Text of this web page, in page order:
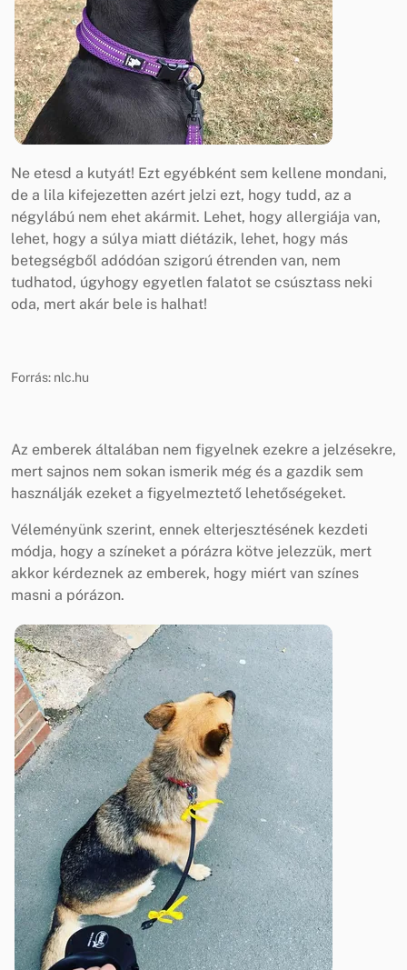
Ne etesd a kutyát! Ezt egyébként sem kellene mondani,
de a lila kifejezetten azért jelzi ezt, hogy tudd, az a
négylábú nem ehet akármit. Lehet, hogy allergiája van,
lehet, hogy a súlya miatt diétázik, lehet, hogy más
betegségből adódóan szigorú étrenden van, nem
tudhatod, úgyhogy egyetlen falatot se csúsztass neki
oda, mert akár bele is halhat!
Forrás: nlc.hu
Az emberek általában nem figyelnek ezekre a jelzésekre,
mert sajnos nem sokan ismerik még és a gazdik sem
használják ezeket a figyelmeztető lehetőségeket.
Véleményünk szerint, ennek elterjesztésének kezdeti
módja, hogy a színeket a pórázra kötve jelezzük, mert
akkor kérdeznek az emberek, hogy miért van színes
masni a pórázon.